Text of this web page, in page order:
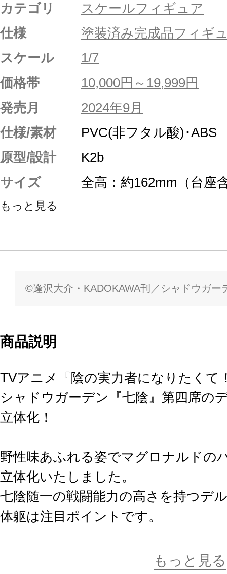
カテゴリ
スケールフィギュア
仕様
塗装済み完成品フィギ
スケール
1/7
価格帯
10,000円～19,999円
発売月
2024年9月
仕様/素材
PVC(非フタル酸)･ABS
原型/設計
K2b
サイズ
全高：約162mm（台座
もっと見る
©逢沢大介・KADOKAWA刊／シャドウガー
商品説明
TVアニメ『陰の実力者になりたくて
シャドウガーデン『七陰』第四席の
立体化！
野性味あふれる姿でマグロナルドの
立体化いたしました。
七陰随一の戦闘能力の高さを持つデ
体躯は注目ポイントです。
デルタやハンバーガーは任意の位置
もっと見る